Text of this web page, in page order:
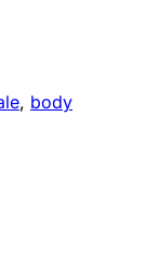
, body